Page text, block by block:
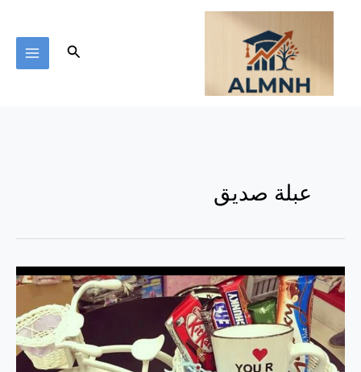
تخطي
البحث
عبلة صديق
عبلة
صديق
لهدايا
الهاند
ميد